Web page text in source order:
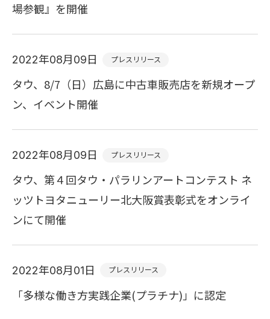
場参観』を開催
2022年08月09日 プレスリリース
タウ、8/7（日）広島に中古車販売店を新規オープ
ン、イベント開催
2022年08月09日 プレスリリース
タウ、第４回タウ・パラリンアートコンテスト ネ
ッツトヨタニューリー北大阪賞表彰式をオンライ
ンにて開催
2022年08月01日 プレスリリース
「多様な働き方実践企業(プラチナ)」に認定